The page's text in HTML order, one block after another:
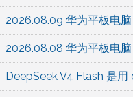
2026.08.09 华为平板电
2026.08.08 华为平板电
DeepSeek V4 Flash 是